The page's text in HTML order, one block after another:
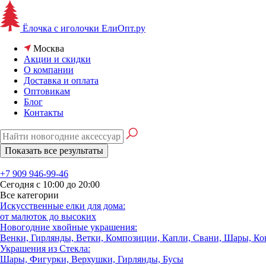
Ёлочка с иголочки ЕлиОпт.ру
Москва
Акции и скидки
О компании
Доставка и оплата
Оптовикам
Блог
Контакты
+7 909 946-99-46
Сегодня с 10:00 до 20:00
Все категории
Искусственные елки для дома:
от малюток до высоких
Новогодние хвойные украшения:
Венки, Гирлянды, Ветки, Композиции, Капли, Свани, Шары,
Украшения из Стекла:
Шары, Фигурки, Верхушки, Гирлянды, Бусы